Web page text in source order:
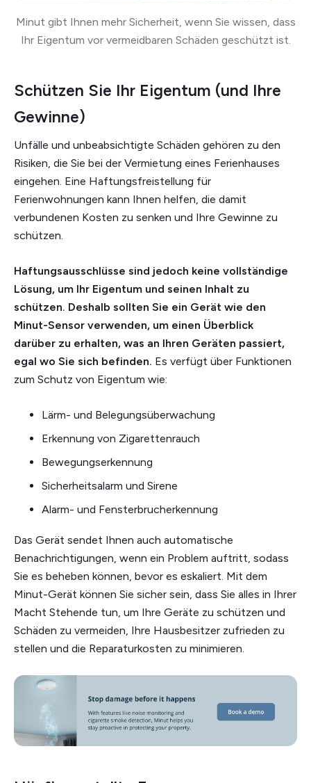
Minut gibt Ihnen mehr Sicherheit, wenn Sie wissen, dass
Ihr Eigentum vor vermeidbaren Schäden geschützt ist.
Schützen Sie Ihr Eigentum (und Ihre
Gewinne)
Unfälle und unbeabsichtigte Schäden gehören zu den
Risiken, die Sie bei der Vermietung eines Ferienhauses
eingehen. Eine Haftungsfreistellung für
Ferienwohnungen kann Ihnen helfen, die damit
verbundenen Kosten zu senken und Ihre Gewinne zu
schützen.
Haftungsausschlüsse sind jedoch keine vollständige
Lösung, um Ihr Eigentum und seinen Inhalt zu
schützen. Deshalb sollten Sie ein Gerät wie den
Minut-Sensor verwenden, um einen Überblick
darüber zu erhalten, was an Ihren Geräten passiert,
egal wo Sie sich befinden. Es verfügt über Funktionen
zum Schutz von Eigentum wie:
Lärm- und Belegungsüberwachung
Erkennung von Zigarettenrauch
Bewegungserkennung
Sicherheitsalarm und Sirene
Alarm- und Fensterbrucherkennung
Das Gerät sendet Ihnen auch automatische
Benachrichtigungen, wenn ein Problem auftritt, sodass
Sie es beheben können, bevor es eskaliert. Mit dem
Minut-Gerät können Sie sicher sein, dass Sie alles in Ihrer
Macht Stehende tun, um Ihre Geräte zu schützen und
Schäden zu vermeiden, Ihre Hausbesitzer zufrieden zu
stellen und die Reparaturkosten zu minimieren.